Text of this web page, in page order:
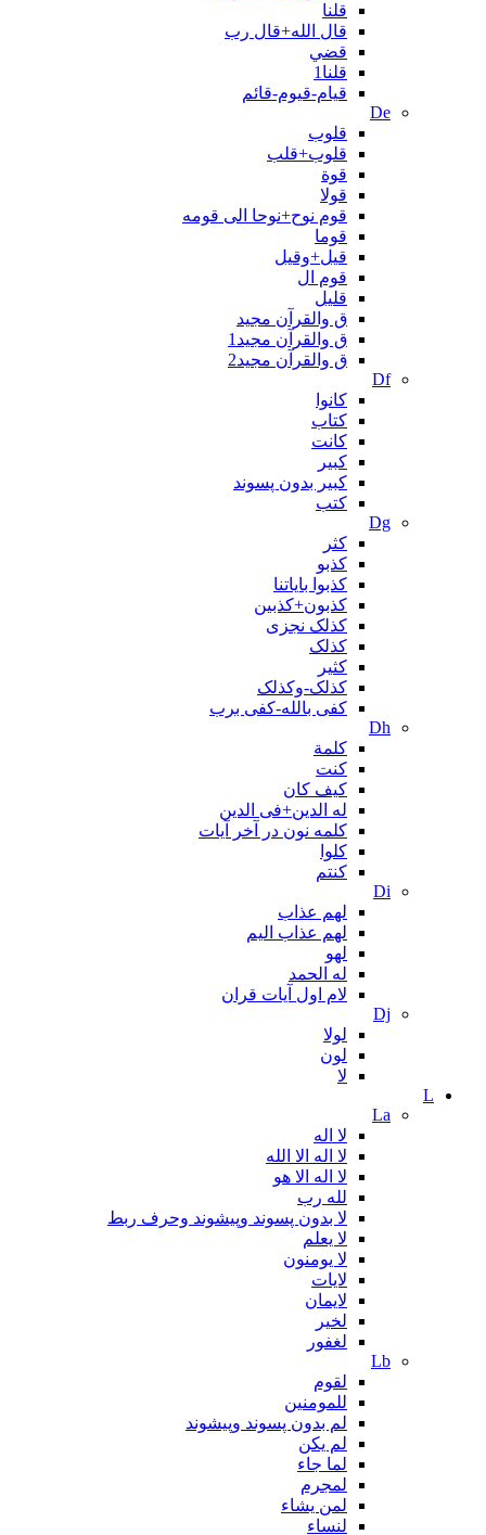
قلنا
قال الله+قال رب
قضي
قلنا1
قیام-قیوم-قائم
De
قلوب
قلوب+قلب
قوة
قولا
قوم نوح+نوحا الی قومه
قوما
قیل+وقیل
قوم ال
قلیل
ق والقرآن مجید
ق والقرآن مجید1
ق والقرآن مجید2
Df
کانوا
کتاب
کانت
کبیر
کبیر بدون پسوند
کتب
Dg
کثر
کذبو
کذبوا بایاتنا
کذبون+کذبین
کذلک نجزی
کذلک
کثیر
کذلک-وکذلک
کفی بالله-کفی برب
Dh
کلمة
کنت
کیف کان
له الدین+فی الدین
کلمه نون در آخر آیات
کلوا
کنتم
Di
لهم عذاب
لهم عذاب الیم
لهو
له الحمد
لام اول آیات قران
Dj
لولا
لون
لا
L
La
لا اله
لا اله الا الله
لا اله الا هو
لله رب
لا بدون پسوند وپیشوند وحرف ربط
لا یعلم
لا یومنون
لایات
لایمان
لخیر
لغفور
Lb
لقوم
للمومنین
لم بدون پسوند وپیشوند
لم یکن
لما جاء
لمجرم
لمن يشاء
لنساء